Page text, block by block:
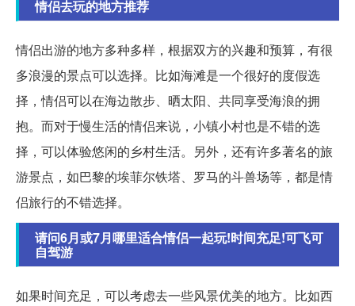
情侣去玩的地方推荐
情侣出游的地方多种多样，根据双方的兴趣和预算，有很
多浪漫的景点可以选择。比如海滩是一个很好的度假选
择，情侣可以在海边散步、晒太阳、共同享受海浪的拥
抱。而对于慢生活的情侣来说，小镇小村也是不错的选
择，可以体验悠闲的乡村生活。另外，还有许多著名的旅
游景点，如巴黎的埃菲尔铁塔、罗马的斗兽场等，都是情
侣旅行的不错选择。
请问6月或7月哪里适合情侣一起玩!时间充足!可飞可
自驾游
如果时间充足，可以考虑去一些风景优美的地方。比如西